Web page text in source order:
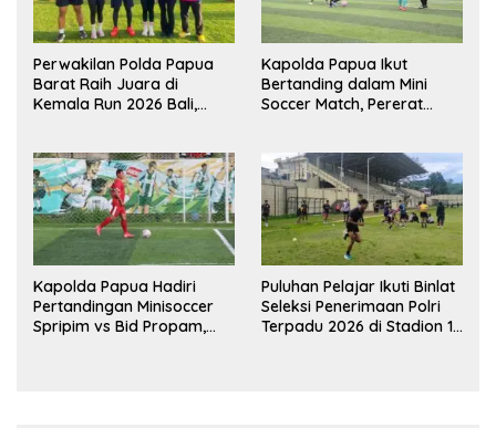
Perwakilan Polda Papua
Barat Raih Juara di
Kemala Run 2026 Bali,
Kapolda Papua Ikut
Bertanding dalam Mini
Soccer Match, Pererat
Kapolda Papua Hadiri
Pertandingan Minisoccer
Spripim vs Bid Propam,
Puluhan Pelajar Ikuti Binlat
Seleksi Penerimaan Polri
Terpadu 2026 di Stadion 16